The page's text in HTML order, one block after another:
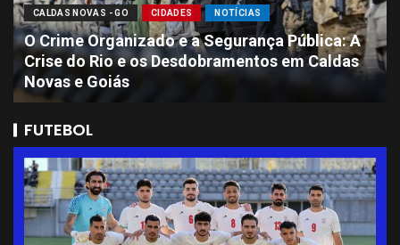
CALDAS NOVAS - GO CIDADES NOTÍCIAS
Sete Presos por Ataque Brutal que Deixou
Jovem de 11 Anos com Perda de Massa
Encefálica em Caldas Novas
FUTEBOL